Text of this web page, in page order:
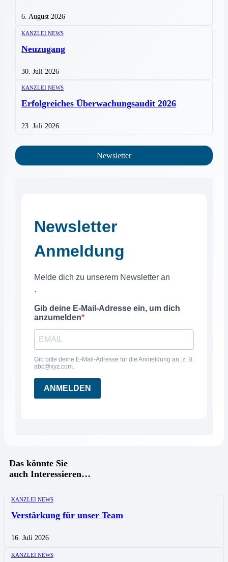
6. August 2026
KANZLEI NEWS
Neuzugang
30. Juli 2026
KANZLEI NEWS
Erfolgreiches Überwachungsaudit 2026
23. Juli 2026
Newsletter
Newsletter
Anmeldung
Melde dich zu unserem Newsletter an
.
Gib deine E-Mail-Adresse ein, um dich
anzumelden
Gib bitte deine E-Mail-Adresse für die Anmeldung an, z. B.
abc@xyz.com.
ANMELDEN
Das könnte Sie
auch Interessieren…
KANZLEI NEWS
Verstärkung für unser Team
16. Juli 2026
KANZLEI NEWS